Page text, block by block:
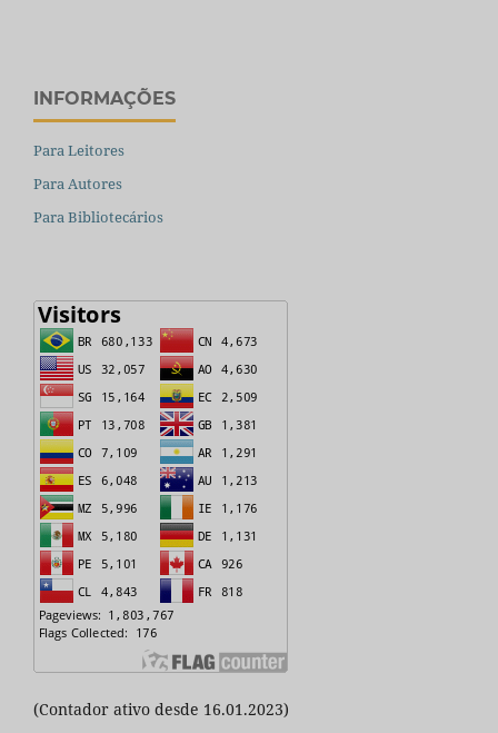
INFORMAÇÕES
Para Leitores
Para Autores
Para Bibliotecários
(Contador ativo desde 16.01.2023)